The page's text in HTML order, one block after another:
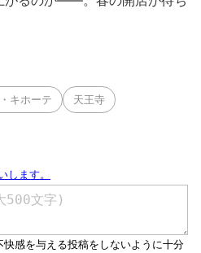
キホーテ 天王寺